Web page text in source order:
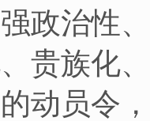
政治性
贵族化
动员令